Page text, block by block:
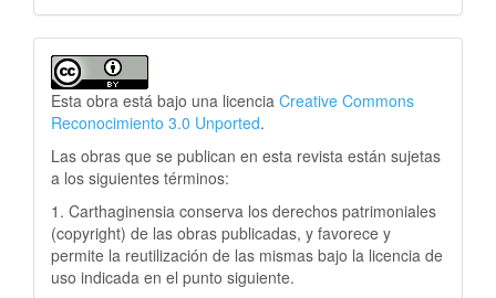
Esta obra está bajo una licencia Creative Commons
Reconocimiento 3.0 Unported.
Las obras que se publican en esta revista están sujetas
a los siguientes términos:
1. Carthaginensia conserva los derechos patrimoniales
(copyright) de las obras publicadas, y favorece y
permite la reutilización de las mismas bajo la licencia de
uso indicada en el punto siguiente.